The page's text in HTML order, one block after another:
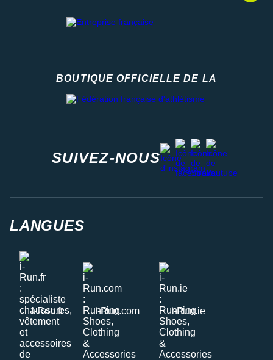
BOUTIQUE OFFICIELLE DE LA
SUIVEZ-NOUS
instagram
facebook
stravayoutube
LANGUES
i-Run.fr i-Run.com i-Run.ie